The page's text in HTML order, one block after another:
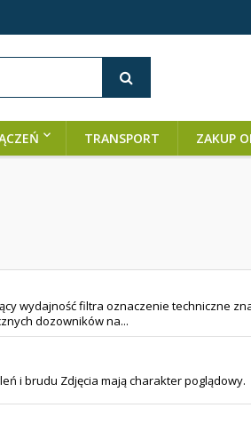
TRANSPORT ZAKUP
wydajność filtra oznaczenie techniczne
dozowników na...
i brudu Zdjęcia mają charakter poglądowy.